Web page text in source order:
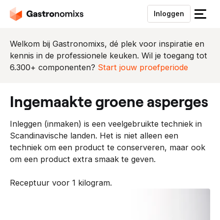
Inloggen
S
u
i
t
m
e
u
Welkom bij Gastronomixs, dé plek voor inspiratie en
kennis in de professionele keuken. Wil je toegang tot
6.300+ componenten? Start jouw proefperiode
ingemaakte groene asperges
Inleggen (inmaken) is een veelgebruikte techniek in
Scandinavische landen. Het is niet alleen een
techniek om een product te conserveren, maar ook
om een product extra smaak te geven.
Receptuur voor 1 kilogram.